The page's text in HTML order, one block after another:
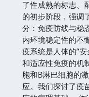
了性成熟的标志、
的初步阶段，强调
分：免疫防线与稳
内环境稳定性的不
疫系统是人体的“
和适应性免疫的机
胞和B淋巴细胞的
应。我们探讨了疫